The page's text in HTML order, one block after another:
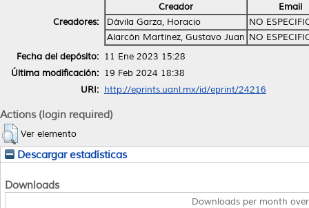
Creadores:
Creador
Email
Dávila Garza, Horacio
NO
Alarcón Martinez, Gustavo Juan NO
Fecha del depósito: 11 Ene 2023 15:28
Última modificación: 19 Feb 2024 18:38
URI: http://eprints.uanl.mx/id/eprint/24216
Actions (login required)
Ver elemento
Descargar estadísticas
Downloads
Downloads per month